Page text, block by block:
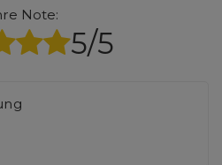
Note:
5/5